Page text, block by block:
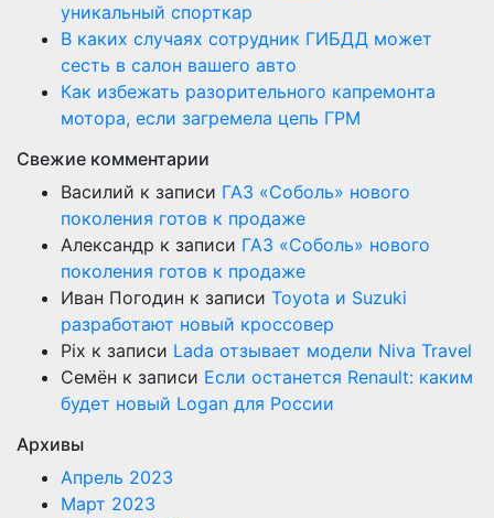
уникальный спорткар
В каких случаях сотрудник ГИБДД может
сесть в салон вашего авто
Как избежать разорительного капремонта
мотора, если загремела цепь ГРМ
Свежие комментарии
Василий к записи ГАЗ «Соболь» нового
поколения готов к продаже
Александр к записи ГАЗ «Соболь» нового
поколения готов к продаже
Иван Погодин к записи Toyota и Suzuki
разработают новый кроссовер
Pix к записи Lada отзывает модели Niva Travel
Семён к записи Если останется Renault: каким
будет новый Logan для России
Архивы
Апрель 2023
Март 2023